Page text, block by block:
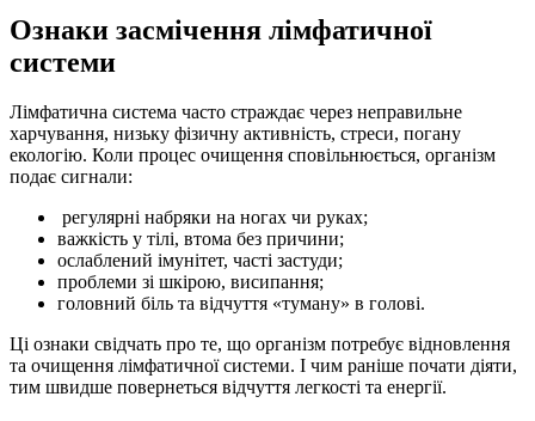
Ознаки засмічення лімфатичної
системи
Лімфатична система часто страждає через неправильне
харчування, низьку фізичну активність, стреси, погану
екологію. Коли процес очищення сповільнюється, організм
подає сигнали:
регулярні набряки на ногах чи руках;
важкість у тілі, втома без причини;
ослаблений імунітет, часті застуди;
проблеми зі шкірою, висипання;
головний біль та відчуття «туману» в голові.
Ці ознаки свідчать про те, що організм потребує відновлення
та очищення лімфатичної системи. І чим раніше почати діяти,
тим швидше повернеться відчуття легкості та енергії.